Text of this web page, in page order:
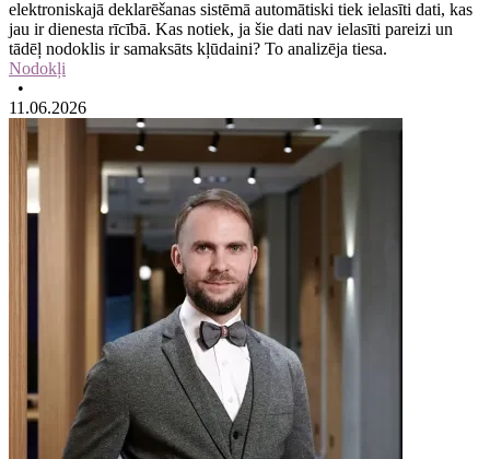
elektroniskajā deklarēšanas sistēmā automātiski tiek ielasīti dati, kas
jau ir dienesta rīcībā. Kas notiek, ja šie dati nav ielasīti pareizi un
tādēļ nodoklis ir samaksāts kļūdaini? To analizēja tiesa.
Nodokļi
•
11.06.2026